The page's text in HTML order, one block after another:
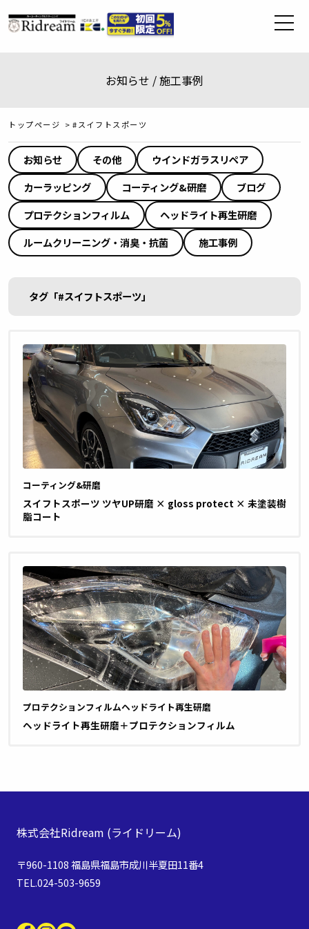
お知らせ / 施工事例
トップページ > #スイフトスポーツ
お知らせ その他
ウインドガラスリペア
カーラッピング
コーティング&研磨
ブログ
プロテクションフィルム
ヘッドライト再生研磨
ルームクリーニング・消臭・抗菌
施工事例
タグ「#スイフトスポーツ」
コーティング&研磨
スイフトスポーツ ツヤUP研磨 × gloss protect × 未塗装樹
脂コート
プロテクションフィルムヘッドライト再生研磨
ヘッドライト再生研磨＋プロテクションフィルム
株式会社Ridream (ライドリーム)
〒960-1108 福島県福島市成川半夏田11番4
TEL.024-503-9659